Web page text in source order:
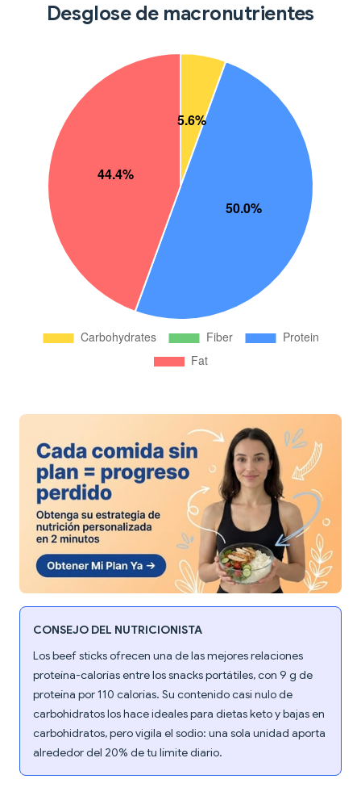
Desglose de macronutrientes
CONSEJO DEL NUTRICIONISTA
Los beef sticks ofrecen una de las mejores relaciones
proteína-calorías entre los snacks portátiles, con 9 g de
proteína por 110 calorías. Su contenido casi nulo de
carbohidratos los hace ideales para dietas keto y bajas en
carbohidratos, pero vigila el sodio: una sola unidad aporta
alrededor del 20% de tu límite diario.